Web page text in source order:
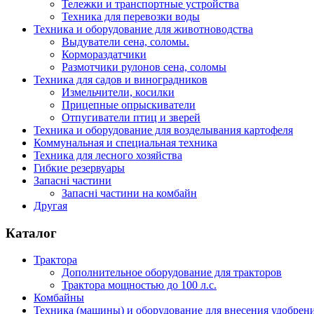
Тележки и транспортные устройства
Техника для перевозки воды
Техника и оборудование для животноводства
Выдуватели сена, соломы.
Кормораздатчики
Размотчики рулонов сена, соломы
Техника для садов и виноградников
Измельчители, косилки
Прицепные опрыскиватели
Отпугиватели птиц и зверей
Техника и оборудование для возделывания картофеля
Коммунальная и специальная техника
Техника для лесного хозяйства
Гибкие резервуары
Запасні частини
Запасні частини на комбайн
Другая
Каталог
Трактора
Дополнительное оборудование для тракторов
Трактора мощностью до 100 л.с.
Комбайны
Техника (машины) и оборудование для внесения